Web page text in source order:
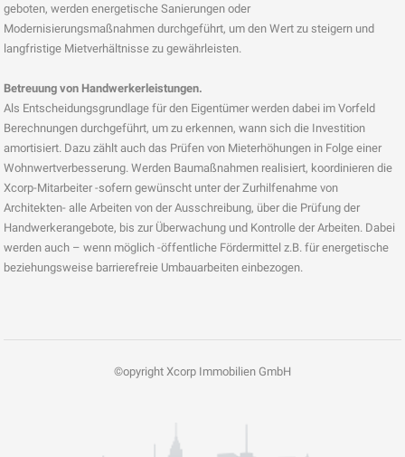
geboten, werden energetische Sanierungen oder
Modernisierungsmaßnahmen durchgeführt, um den Wert zu steigern und
langfristige Mietverhältnisse zu gewährleisten.
Betreuung von Handwerkerleistungen.
Als Entscheidungsgrundlage für den Eigentümer werden dabei im Vorfeld
Berechnungen durchgeführt, um zu erkennen, wann sich die Investition
amortisiert. Dazu zählt auch das Prüfen von Mieterhöhungen in Folge einer
Wohnwertverbesserung. Werden Baumaßnahmen realisiert, koordinieren die
Xcorp-Mitarbeiter -sofern gewünscht unter der Zurhilfenahme von
Architekten- alle Arbeiten von der Ausschreibung, über die Prüfung der
Handwerkerangebote, bis zur Überwachung und Kontrolle der Arbeiten. Dabei
werden auch – wenn möglich -öffentliche Fördermittel z.B. für energetische
beziehungsweise barrierefreie Umbauarbeiten einbezogen.
©opyright Xcorp Immobilien GmbH